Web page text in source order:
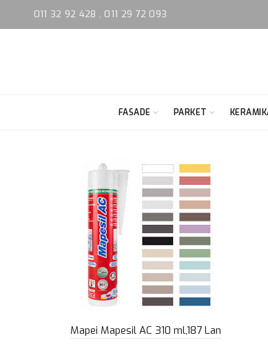
011 32 92 428 , 011 29 72 093
FASADE PARKET
Mapei Mapesil AC 310 ml,187 Lan